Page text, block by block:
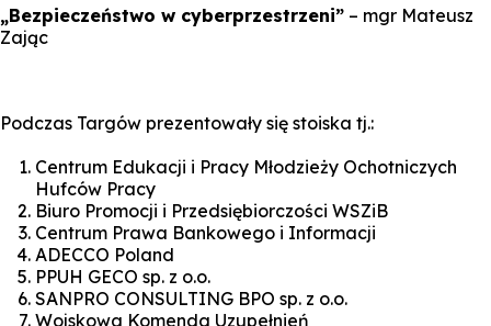
„Bezpieczeństwo w cyberprzestrzeni” – mgr Mateusz
Zając
Podczas Targów prezentowały się stoiska tj.:
Centrum Edukacji i Pracy Młodzieży Ochotniczych
Hufców Pracy
Biuro Promocji i Przedsiębiorczości WSZiB
Centrum Prawa Bankowego i Informacji
ADECCO Poland
PPUH GECO sp. z o.o.
SANPRO CONSULTING BPO sp. z o.o.
Wojskowa Komenda Uzupełnień